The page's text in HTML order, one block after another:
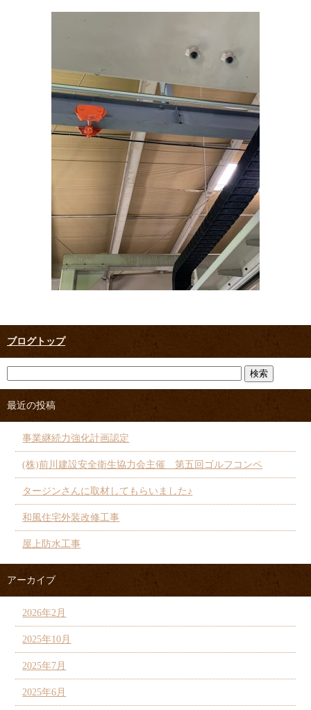
ブログトップ
最近の投稿
事業継続力強化計画認定
(株)前川建設安全衛生協力会主催 第五回ゴルフコンペ
タージンさんに取材してもらいました♪
和風住宅外装改修工事
屋上防水工事
アーカイブ
2026年2月
2025年10月
2025年7月
2025年6月